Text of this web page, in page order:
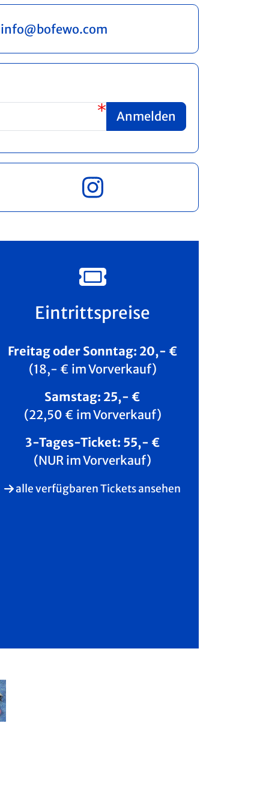
info@bofewo.com
Anmelden
Eintrittspreise
Freitag oder Sonntag: 20,- €
(18,- € im Vorverkauf)
Samstag: 25,- €
(22,50 € im Vorverkauf)
3-Tages-Ticket: 55,- €
(NUR im Vorverkauf)
alle verfügbaren Tickets ansehen